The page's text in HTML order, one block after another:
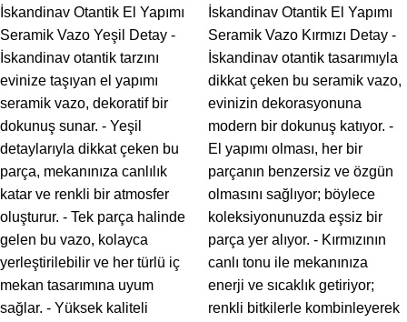
İskandinav Otantik El Yapımı
Seramik Vazo Yeşil Detay -
İskandinav otantik tarzını
evinize taşıyan el yapımı
seramik vazo, dekoratif bir
dokunuş sunar. - Yeşil
detaylarıyla dikkat çeken bu
parça, mekanınıza canlılık
katar ve renkli bir atmosfer
oluşturur. - Tek parça halinde
gelen bu vazo, kolayca
yerleştirilebilir ve her türlü iç
mekan tasarımına uyum
sağlar. - Yüksek kaliteli
İskandinav Otantik El Yapımı
Seramik Vazo Kırmızı Detay -
İskandinav otantik tasarımıyla
dikkat çeken bu seramik vazo,
evinizin dekorasyonuna
modern bir dokunuş katıyor. -
El yapımı olması, her bir
parçanın benzersiz ve özgün
olmasını sağlıyor; böylece
koleksiyonunuzda eşsiz bir
parça yer alıyor. - Kırmızının
canlı tonu ile mekanınıza
enerji ve sıcaklık getiriyor;
renkli bitkilerle kombinleyerek